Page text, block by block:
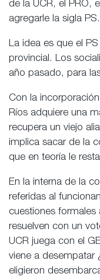
de la UCR, el PRO,
agregarle la sigla
La idea es que el
provincial. Los
año pasado, para
Con la
Ríos adquiere una
recupera un viejo
implica sacar de la
que en teoría le
En la interna de la
referidas al
cuestiones formales
resuelven con un
UCR juega con el
viene a desempatar
eligieron